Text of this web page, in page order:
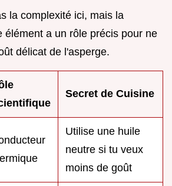
la complexité ici, mais la
élément a un rôle précis pour ne
délicat de l'asperge.
Secret de Cuisine
Utilise une huile
neutre si tu veux
moins de goût